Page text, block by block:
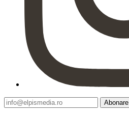
Abonare